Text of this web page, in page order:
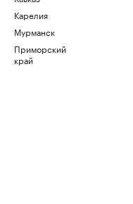
Карелия
Мурманск
Приморский
край